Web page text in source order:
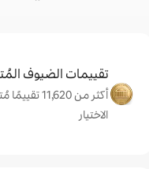
تقييمات الضيوف
أكثر من
الاختيار